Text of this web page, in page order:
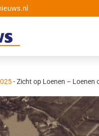
-Zicht op Loenen – Loenen